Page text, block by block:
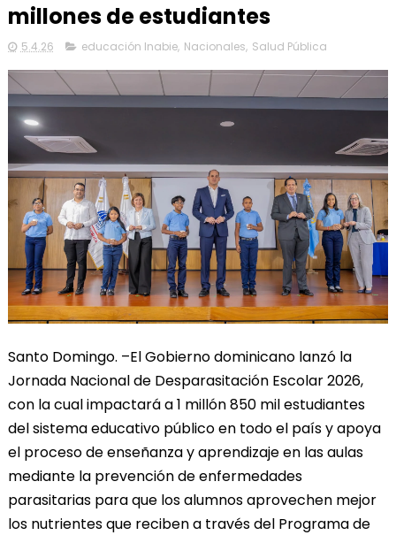
millones de estudiantes
5.4.26 educación Inabie, Nacionales, Salud Pública
Santo Domingo. –El Gobierno dominicano lanzó la
Jornada Nacional de Desparasitación Escolar 2026,
con la cual impactará a 1 millón 850 mil estudiantes
del sistema educativo público en todo el país y apoya
el proceso de enseñanza y aprendizaje en las aulas
mediante la prevención de enfermedades
parasitarias para que los alumnos aprovechen mejor
los nutrientes que reciben a través del Programa de